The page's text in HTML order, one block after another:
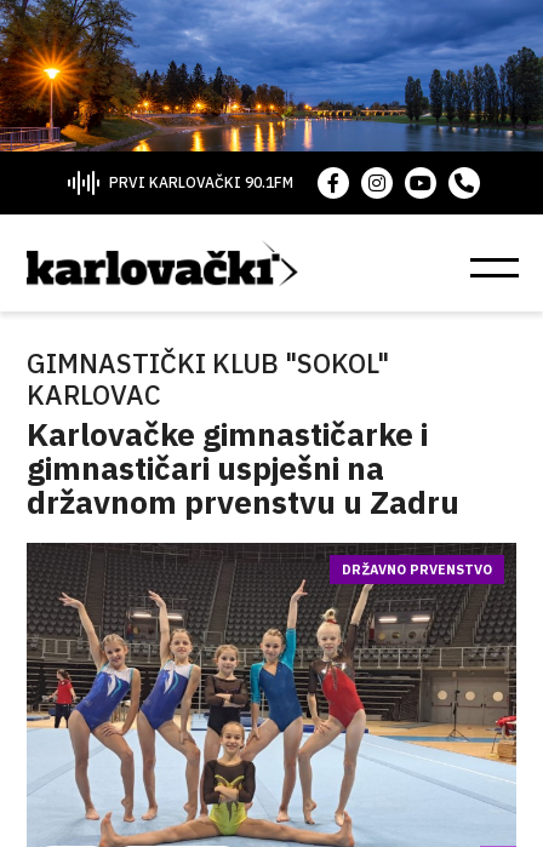
PRVI KARLOVAČKI 90.1FM
GIMNASTIČKI KLUB "SOKOL"
KARLOVAC
Karlovačke gimnastičarke i
gimnastičari uspješni na
državnom prvenstvu u Zadru
DRŽAVNO PRVENSTVO